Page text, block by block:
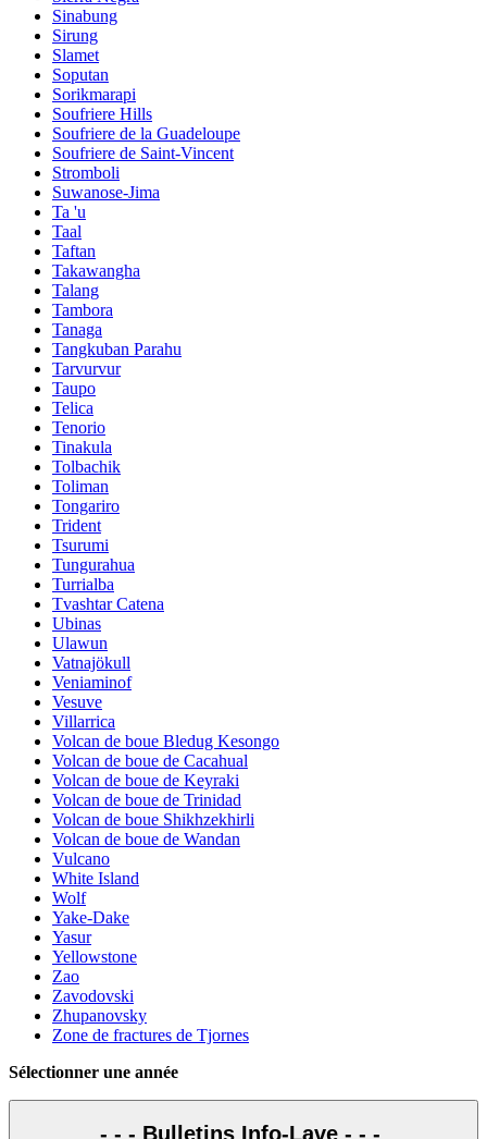
Sinabung
Sirung
Slamet
Soputan
Sorikmarapi
Soufriere Hills
Soufriere de la Guadeloupe
Soufriere de Saint-Vincent
Stromboli
Suwanose-Jima
Ta 'u
Taal
Taftan
Takawangha
Talang
Tambora
Tanaga
Tangkuban Parahu
Tarvurvur
Taupo
Telica
Tenorio
Tinakula
Tolbachik
Toliman
Tongariro
Trident
Tsurumi
Tungurahua
Turrialba
Tvashtar Catena
Ubinas
Ulawun
Vatnajökull
Veniaminof
Vesuve
Villarrica
Volcan de boue Bledug Kesongo
Volcan de boue de Cacahual
Volcan de boue de Keyraki
Volcan de boue de Trinidad
Volcan de boue Shikhzekhirli
Volcan de boue de Wandan
Vulcano
White Island
Wolf
Yake-Dake
Yasur
Yellowstone
Zao
Zavodovski
Zhupanovsky
Zone de fractures de Tjornes
Sélectionner une année
- - - Bulletins Info-Lave - - -